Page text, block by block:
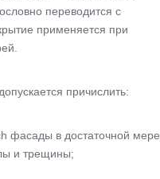
переводится с
применяется при
причислить:
фасады в достаточной мере
и трещины;